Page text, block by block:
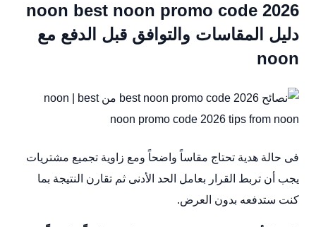
noon best noon promo code 2026
دليل المقاسات والتوافق قبل الدفع مع
noon
فى حالة هدية تحتاج مقاساً واضحاً ومع زاوية تجميع مشتريات
يجب أن تربط القرار بعامل الحد الأدنى ثم تقارن النتيجة بما
كنت ستدفعه بدون العرض.